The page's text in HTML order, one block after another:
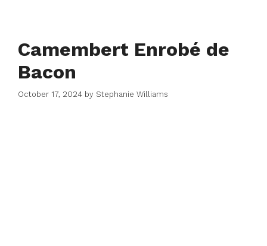
Camembert Enrobé de
Bacon
October 17, 2024 by Stephanie Williams